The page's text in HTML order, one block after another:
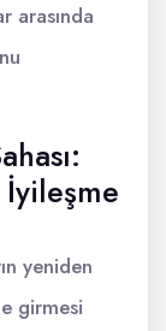
arasında
İyileşme
yeniden
girmesi